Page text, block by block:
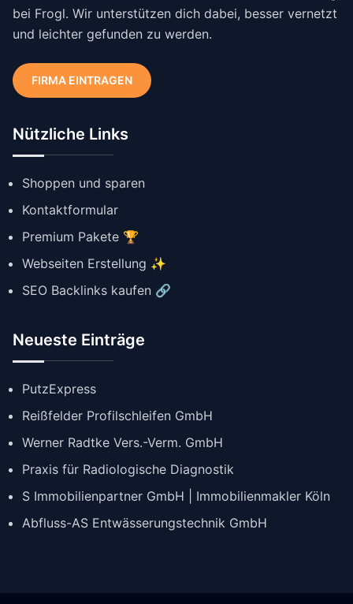
bei Frogl. Wir unterstützen dich dabei, besser vernetzt
und leichter gefunden zu werden.
FIRMA EINTRAGEN
Nützliche Links
Shoppen und sparen
Kontaktformular
Premium Pakete 🏆
Webseiten Erstellung ✨
SEO Backlinks kaufen 🔗
Neueste Einträge
PutzExpress
Reißfelder Profilschleifen GmbH
Werner Radtke Vers.-Verm. GmbH
Praxis für Radiologische Diagnostik
S Immobilienpartner GmbH | Immobilienmakler Köln
Abfluss-AS Entwässerungstechnik GmbH